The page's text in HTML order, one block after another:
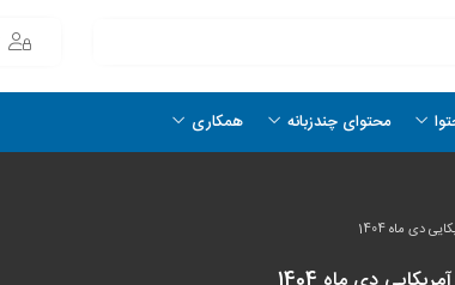
محتوای چندزبانه همکاری
دی ماه 1404